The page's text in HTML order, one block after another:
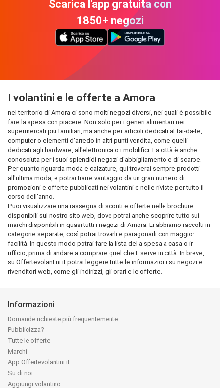
Scarica l'app gratuita con
1850+ negozi
I volantini e le offerte a Amora
nel territorio di Amora ci sono molti negozi diversi, nei quali è possibile
fare la spesa con piacere. Non solo per i generi alimentari nei
supermercati più familiari, ma anche per articoli dedicati al fai-da-te,
computer o elementi d'arredo in altri punti vendita, come quelli
dedicati agli hardware, all'elettronica o i mobilifici. La città è anche
conosciuta per i suoi splendidi negozi d'abbigliamento e di scarpe.
Per quanto riguarda moda e calzature, qui troverai sempre prodotti
all'ultima moda, e potrai trarre vantaggio da un gran numero di
promozioni e offerte pubblicati nei volantini e nelle riviste per tutto il
corso dell'anno.
Puoi visualizzare una rassegna di sconti e offerte nelle brochure
disponibili sul nostro sito web, dove potrai anche scoprire tutto sui
marchi disponibili in quasi tutti i negozi di Amora. Li abbiamo raccolti in
categorie separate, così potrai trovarli e paragonarli con maggior
facilità. In questo modo potrai fare la lista della spesa a casa o in
ufficio, prima di andare a comprare quel che ti serve in città. In breve,
su Offertevolantini.it potrai leggere tutte le informazioni su negozi e
rivenditori web, come gli indirizzi, gli orari e le offerte.
Informazioni
Domande richieste più frequentemente
Pubblicizza?
Tutte le offerte
Marchi
App Offertevolantini.it
Su di noi
Aggiungi volantino